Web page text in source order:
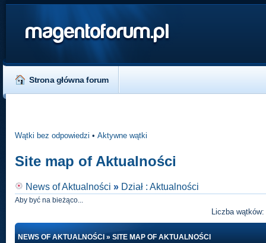
magentoforum.pl
Strona główna forum
Wątki bez odpowiedzi • Aktywne wątki
Site map of Aktualności
News of Aktualności » Dział : Aktualności
Aby być na bieżąco...
Liczba
NEWS OF AKTUALNOŚCI » SITE MAP OF AKTUALNOŚCI